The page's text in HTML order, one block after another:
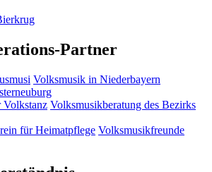
Partner
Volksmusik in Niederbayern
Volkstanz Volksmusikberatung des Bezirks
für Heimatpflege Volksmusikfreunde